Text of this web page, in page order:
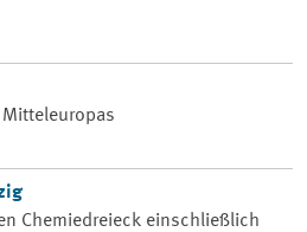
Chemiedreieck einschließlich